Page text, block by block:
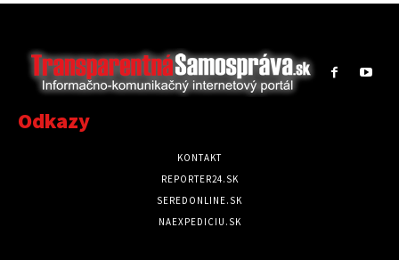
Odkazy
KONTAKT
REPORTER24.SK
SEREDONLINE.SK
NAEXPEDICIU.SK